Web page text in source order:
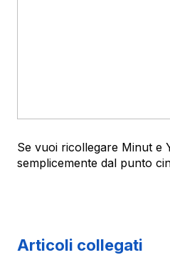
Se vuoi ricollegare Minut e
semplicemente dal punto
Articoli collegati